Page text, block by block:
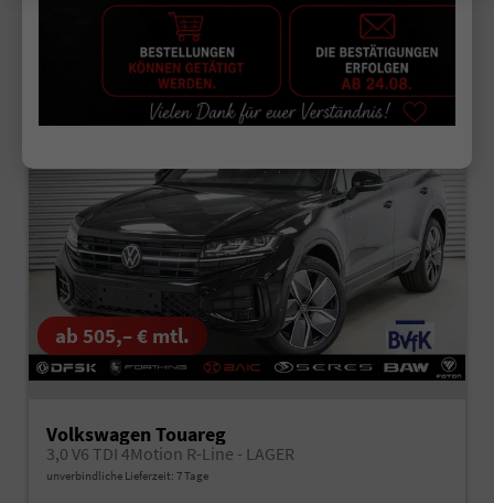
ab 505,– € mtl.
Volkswagen Touareg
3,0 V6 TDI 4Motion R-Line - LAGER
unverbindliche Lieferzeit: 7 Tage